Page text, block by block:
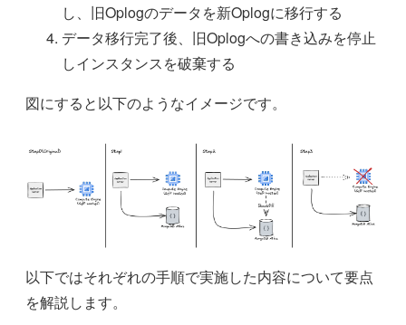
し、旧Oplogのデータを新Oplogに移行する
データ移行完了後、旧Oplogへの書き込みを停止
しインスタンスを破棄する
図にすると以下のようなイメージです。
以下ではそれぞれの手順で実施した内容について要点
を解説します。